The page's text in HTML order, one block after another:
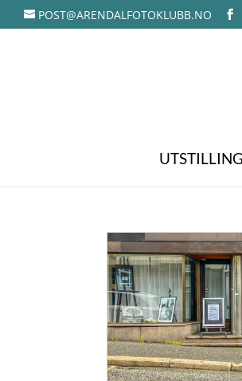
POST@ARENDALFOTOKLUBB.NO